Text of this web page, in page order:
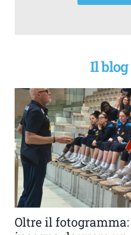
Il blog
Oltre il